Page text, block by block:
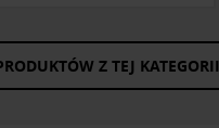
Z TEJ KATEGORII